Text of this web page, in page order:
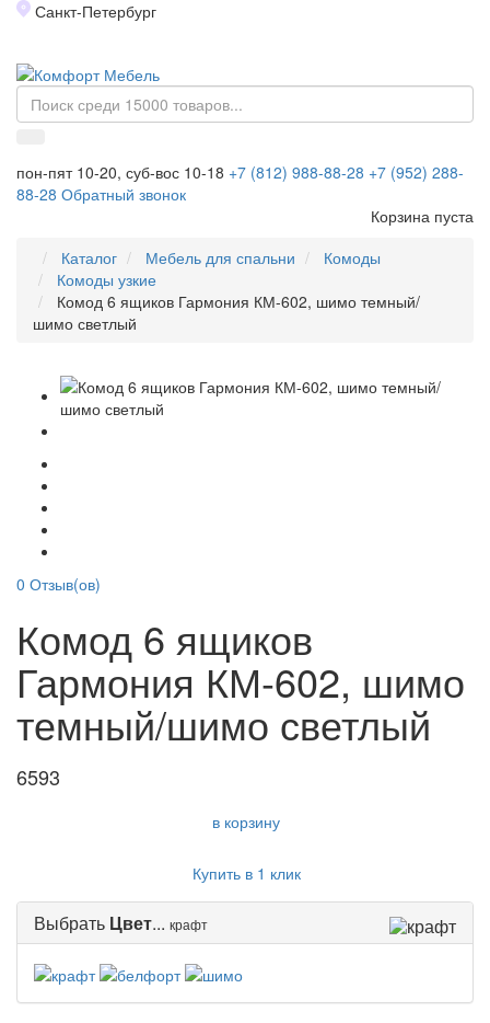
Санкт-Петербург
пон-пят 10-20, суб-вос 10-18 +7 (812) 988-88-28 +7 (952) 288-
88-28 Обратный звонок
Корзина пуста
Каталог
Мебель для спальни
Комоды
Комоды узкие
Комод 6 ящиков Гармония КМ-602, шимо темный/
шимо светлый
0 Отзыв(ов)
Комод 6 ящиков
Гармония КМ-602, шимо
темный/шимо светлый
6593
в корзину
Купить в 1 клик
Выбрать Цвет... крафт